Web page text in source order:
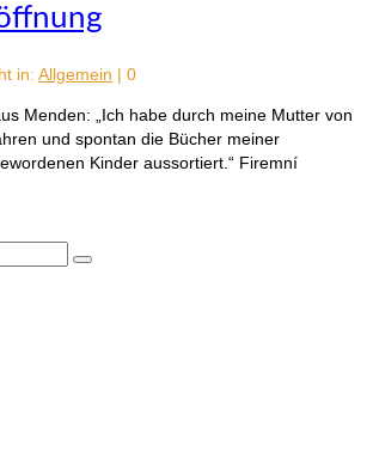
in: Allgemein | 0
Menden: „Ich habe durch meine Mutter von
und spontan die Bücher meiner
Kinder aussortiert.“ Firemní